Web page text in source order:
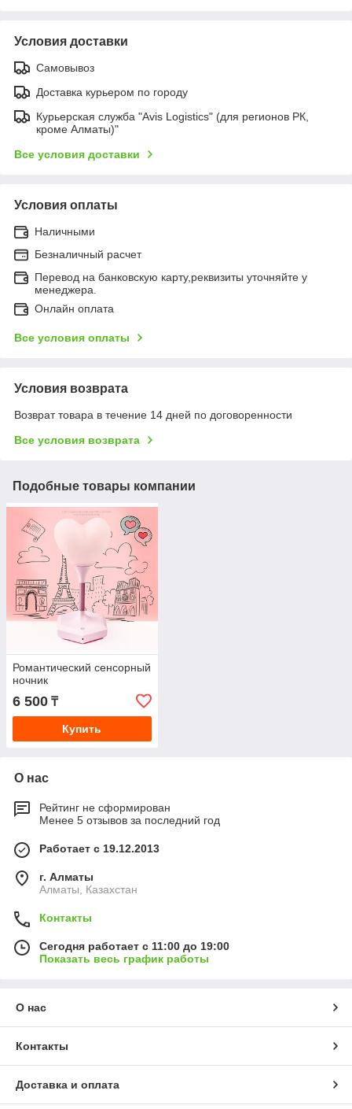
Условия доставки
Самовывоз
Доставка курьером по городу
Курьерская служба "Avis Logistics" (для регионов РК,
кроме Алматы)"
Все условия доставки
Условия оплаты
Наличными
Безналичный расчет
Перевод на банковскую карту,реквизиты уточняйте у
менеджера.
Онлайн оплата
Все условия оплаты
Условия возврата
Возврат товара в течение 14 дней по договоренности
Все условия возврата
Подобные товары компании
Романтический сенсорный
ночник
6 500 ₸
Купить
О нас
Рейтинг не сформирован
Менее 5 отзывов за последний год
Работает с 19.12.2013
г. Алматы
Алматы, Казахстан
Контакты
Сегодня работает с 11:00 до 19:00
Показать весь график работы
О нас
Контакты
Доставка и оплата